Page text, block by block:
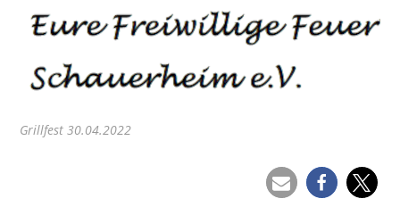
Grillfest 30.04.2022